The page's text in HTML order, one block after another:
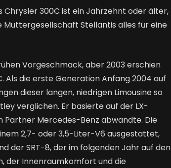
Chrysler 300C ist ein Jahrzehnt oder älter,
Stellantis alles für eine
Vorgeschmack, aber 2003 erschien
Als die erste Generation Anfang 2004 auf
dieser langen, niedrigen Limousine so
verglichen. Er basierte auf der LX-
Mercedes-Benz abwandte. Die
2,7- oder 3,5-Liter-V6 ausgestattet,
der SRT-8, der im folgenden Jahr auf den
der Innenraumkomfort und die